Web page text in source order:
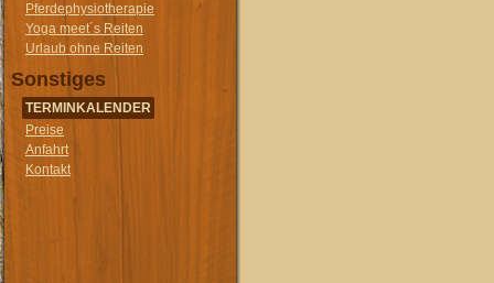
Pferdephysiotherapie
Yoga meet´s Reiten
Urlaub ohne Reiten
Sonstiges
TERMINKALENDER
Preise
Anfahrt
Kontakt